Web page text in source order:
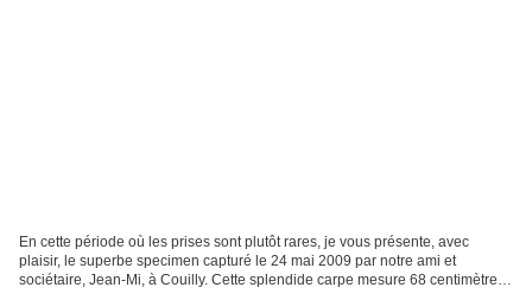
En cette période où les prises sont plutôt rares, je vous présente, avec
plaisir, le superbe specimen capturé le 24 mai 2009 par notre ami et
sociétaire, Jean-Mi, à Couilly. Cette splendide carpe mesure 68 centimètres